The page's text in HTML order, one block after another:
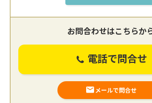
お問合わせはこちらか
電話で問合せ
メールで問合せ